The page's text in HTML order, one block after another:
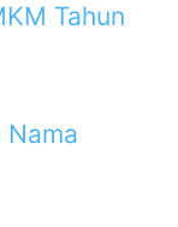
Tahun